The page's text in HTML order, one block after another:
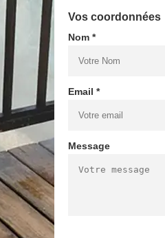
Vos coordonnées
Nom *
Email *
Message